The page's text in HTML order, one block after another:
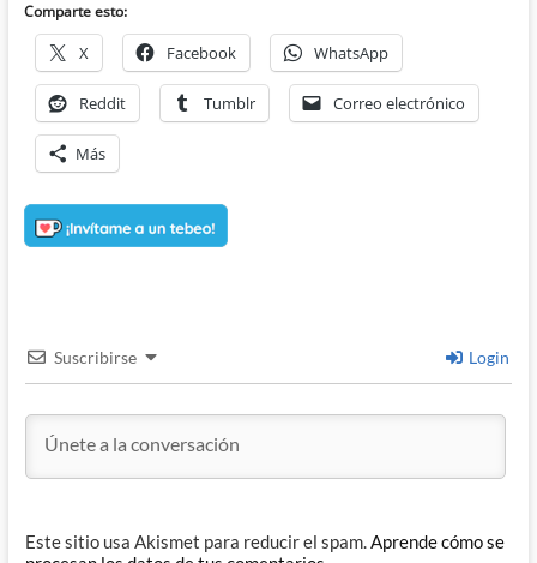
Comparte esto:
X Facebook WhatsApp
Reddit Tumblr Correo electrónico
Más
Suscribirse Login
Este sitio usa Akismet para reducir el spam.Aprende cómo se